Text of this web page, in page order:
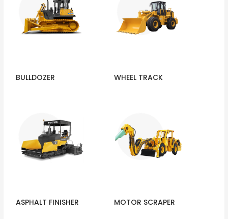
BULLDOZER
ASPHALT FINISHER
WHEEL TRACK
MOTOR SCRAPER